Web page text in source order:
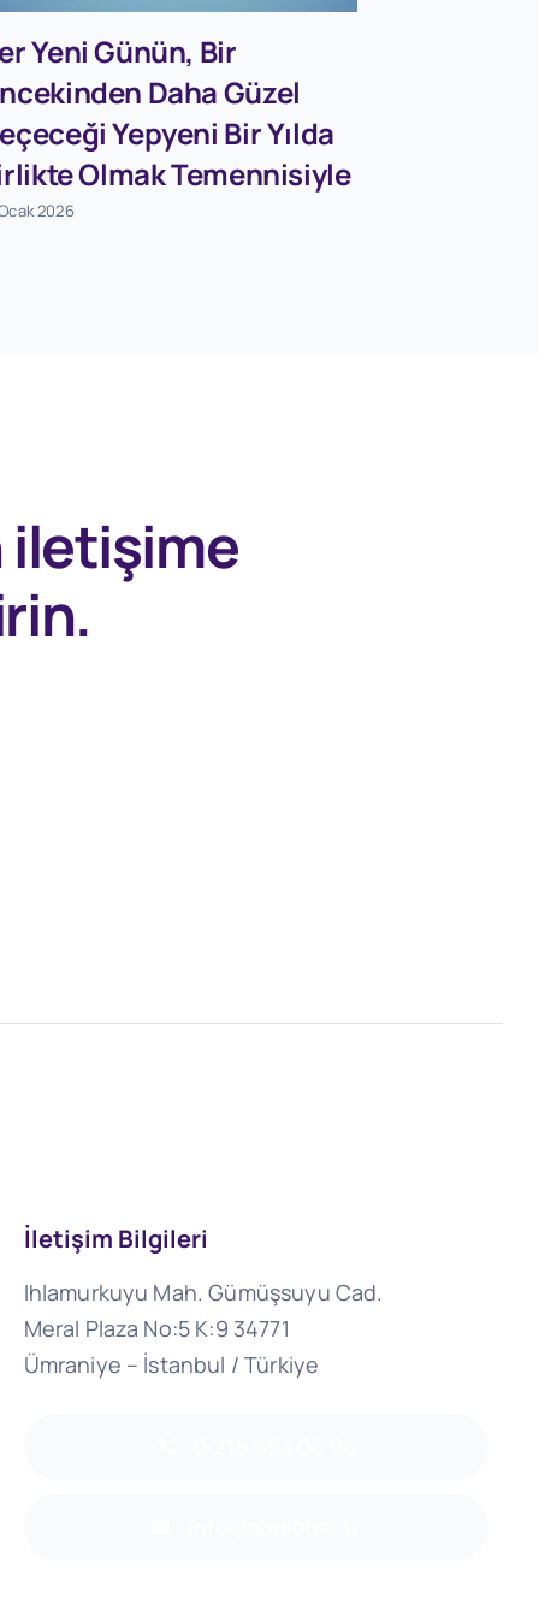
Yeni Günün, Bir
Daha Güzel
Yepyeni Bir Yılda
Olmak Temennisiyle
2026
iletişime
İletişim Bilgileri
Ihlamurkuyu Mah. Gümüşsuyu Cad.
Meral Plaza No:5 K:9 34771
Ümraniye – İstanbul / Türkiye